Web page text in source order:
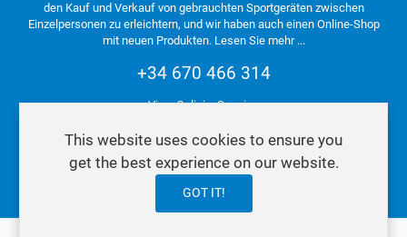
den Kauf und Verkauf von gebrauchten Sportgeräten zwischen
Einzelpersonen zu erleichtern, und wir haben auch einen Online-Shop
mit neuen Produkten. Lesen Sie mehr ...
+34 670 466 314
Vigo. Galicia. Spanien
Datenschutzerklärung
This website uses cookies to ensure you
get the best experience on our website.
GOT IT!